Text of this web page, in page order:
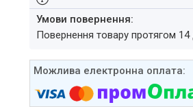
повернення товару протягом 14